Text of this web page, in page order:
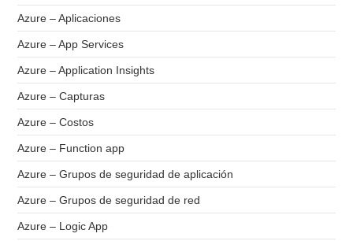
Azure – Aplicaciones
Azure – App Services
Azure – Application Insights
Azure – Capturas
Azure – Costos
Azure – Function app
Azure – Grupos de seguridad de aplicación
Azure – Grupos de seguridad de red
Azure – Logic App